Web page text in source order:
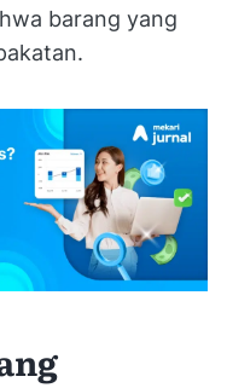
barang yang